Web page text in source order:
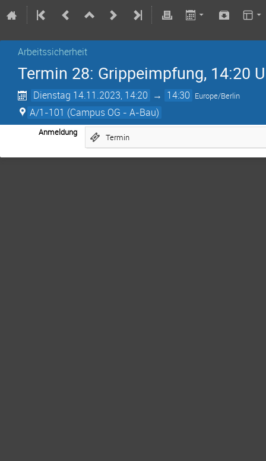
Arbeitssicherheit
Termin 28: Grippeimpfung, 14:20
Dienstag 14.11.2023, 14:20 → 14:30 Europe/Berlin
A/1-101 (Campus OG - A-Bau)
Anmeldung Termin